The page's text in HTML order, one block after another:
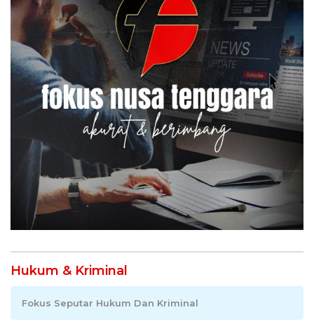
Hukum & Kriminal
Fokus Seputar Hukum Dan Kriminal